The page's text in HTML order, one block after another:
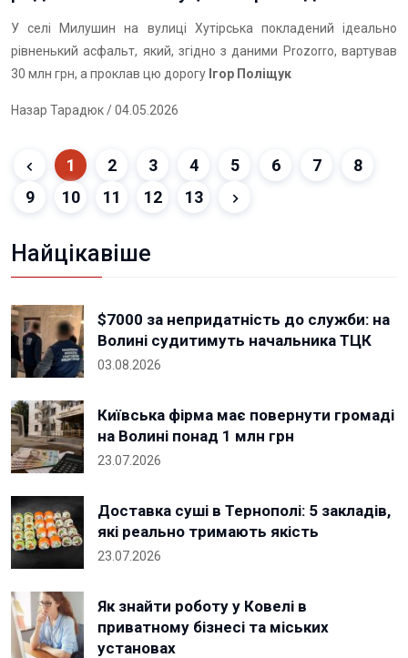
У селі Милушин на вулиці Хутірська покладений ідеально
рівненький асфальт, який, згідно з даними Prozorro, вартував
30 млн грн, а проклав цю дорогу Ігор Поліщук
Назар Тарадюк/ 04.05.2026
1 2 3 4 5 6 7
8
9
10 11 12 13
Найцікавіше
$7000 за непридатність до служби: на
Волині судитимуть начальника ТЦК
03.08.2026
Київська фірма має повернути громаді
на Волині понад 1 млн грн
23.07.2026
Доставка суші в Тернополі: 5 закладів,
які реально тримають якість
23.07.2026
Як знайти роботу у Ковелі в
приватному бізнесі та міських
установах